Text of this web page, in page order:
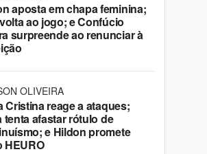
aposta em chapa feminina;
ao jogo; e Confúcio
surpreende ao renunciar à
OLIVEIRA
Cristina reage a ataques;
tenta afastar rótulo de
e Hildon promete
HEURO